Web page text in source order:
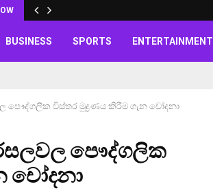
BUSINESS SPORTS ENTERTAINMENT
පෞද්ගලික විස්තර මුද්‍රණය කිරීම ගැන චෝදනා
පෞද්ගලික
චෝදනා